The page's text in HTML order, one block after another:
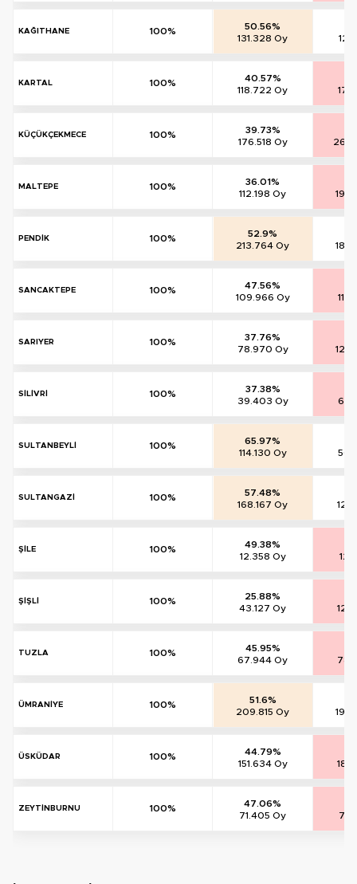
KAĞITHANE 100%
50.56%
131.328 Oy
KARTAL 100%
40.57%
118.722 Oy
KÜÇÜKÇEKMECE 100%
39.73%
176.518 Oy
MALTEPE 100%
36.01%
112.198 Oy
PENDİK 100%
52.9%
213.764 Oy
SANCAKTEPE 100%
47.56%
109.966 Oy
SARIYER 100%
37.76%
78.970 Oy
SİLİVRİ 100%
37.38%
39.403 Oy
SULTANBEYLİ 100%
65.97%
114.130 Oy
SULTANGAZİ 100%
57.48%
168.167 Oy
ŞİLE 100%
49.38%
12.358 Oy
ŞİŞLİ 100%
25.88%
43.127 Oy
TUZLA 100%
45.95%
67.944 Oy
ÜMRANİYE 100%
51.6%
209.815 Oy
ÜSKÜDAR 100%
44.79%
151.634 Oy
ZEYTİNBURNU 100%
47.06%
71.405 Oy